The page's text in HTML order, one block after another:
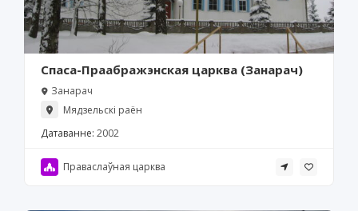
Спаса-Праабражэнская царква (Занарач)
Занарач
Мядзельскі раён
Датаванне: 2002
Праваслаўная царква